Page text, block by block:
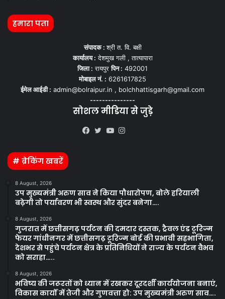
हमारा पता
संपादक :श्री त. वि. बक्षी
कार्यालय : देशमुख गली , तात्यापारा
जिला : रायपुरपिन : 492001
मोबाइल नं. : 6261617825
ईमेल आईडी : admin@bolraipur.in , bolchhattisgarh@gmail.com
---------------
सोशल मीडिया से जुड़े
# ब्रेकिंग खबरें
8 August, 2026
उप मुख्यमंत्री अरुण साव ने किया पौधारोपण, बोले हरियाली
बढ़ेगी तो पर्यावरण भी स्वस्थ और सुंदर बनेगा….
8 August, 2026
गुजरात में छत्तीसगढ़ पर्यटन की दमदार दस्तक, ट्रैवल एंड टूरिज्म
फेयर गांधीनगर में छत्तीसगढ़ टूरिज्म बोर्ड की प्रभावी सहभागिता,
देशभर से पहुंचे पर्यटन क्षेत्र के प्रतिनिधियों ने राज्य के पर्यटन वैभव
को सराहा…..
8 August, 2026
भविष्य की जरूरतों को ध्यान में रखकर दूरदर्शी कार्ययोजना बनाएं,
विकास कार्यों में तेजी और गुणवत्ता हो: उप मुख्यमंत्री अरुण साव….